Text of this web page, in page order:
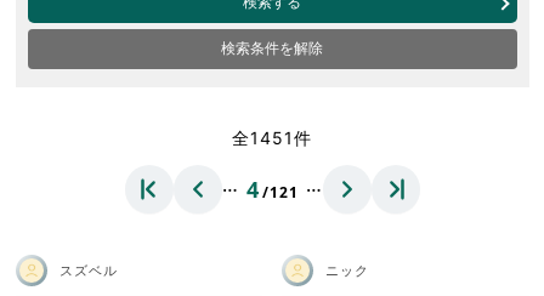
検索条件を解除
全1451件
… 4/121 …
スズベル ニック